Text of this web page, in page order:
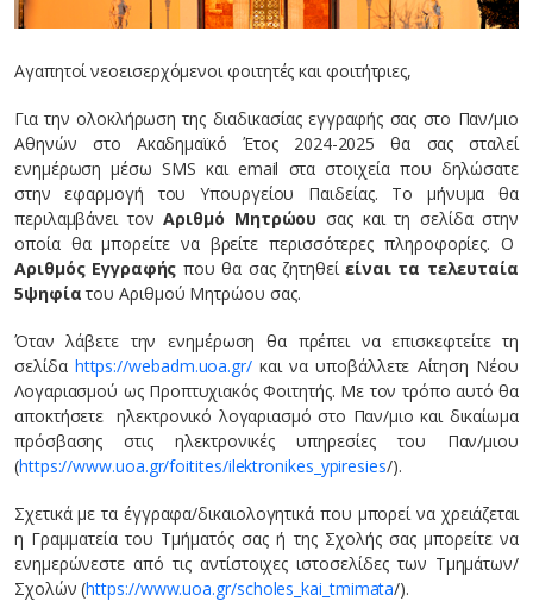
Αγαπητοί νεοεισερχόμενοι φοιτητές και φοιτήτριες,
Για την ολοκλήρωση της διαδικασίας εγγραφής σας στο Παν/μιο
Αθηνών στο Ακαδημαϊκό Έτος 2024-2025 θα σας σταλεί
ενημέρωση μέσω SMS και email στα στοιχεία που δηλώσατε
στην εφαρμογή του Υπουργείου Παιδείας. Το μήνυμα θα
περιλαμβάνει τονΑριθμό Μητρώου σας και τη σελίδα στην
οποία θα μπορείτε να βρείτε περισσότερες πληροφορίες. Ο
Αριθμός Εγγραφής που θα σας ζητηθείείναι τα τελευταία
5ψηφίατου Αριθμού Μητρώου σας.
Όταν λάβετε την ενημέρωση θα πρέπει να επισκεφτείτε τη
σελίδα https://webadm.uoa.gr/και να υποβάλλετε Αίτηση Νέου
Λογαριασμού ως Προπτυχιακός Φοιτητής. Με τον τρόπο αυτό θα
αποκτήσετε ηλεκτρονικό λογαριασμό στο Παν/μιο και δικαίωμα
πρόσβασης στις ηλεκτρονικές υπηρεσίες του Παν/μιου
(https://www.uoa.gr/foitites/ilektronikes_ypiresies/).
Σχετικά με τα έγγραφα/δικαιολογητικά που μπορεί να χρειάζεται
η Γραμματεία του Τμήματός σας ή της Σχολής σας μπορείτε να
ενημερώνεστε από τις αντίστοιχες ιστοσελίδες των Τμημάτων/
Σχολών (https://www.uoa.gr/scholes_kai_tmimata/).